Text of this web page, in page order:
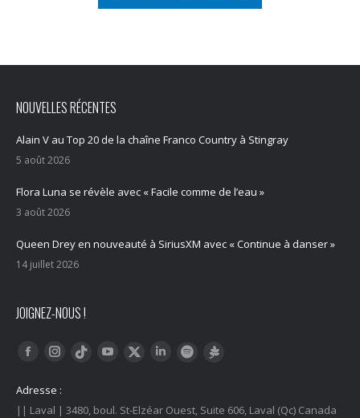
NOUVELLES RÉCENTES
Alain V au Top 20 de la chaîne Franco Country à Stingray
5 août 2026
Flora Luna se révèle avec « Facile comme de l’eau »
3 août 2026
Queen Drey en nouveauté à SiriusXM avec « Continue à danser »
14 juillet 2026
JOIGNEZ-NOUS !
Trouvez nous sur :
FacebookInstagram
Tiktok YouTubeTwitter LinkedInSpotify
Adresse :
|| Laval | 3480, boul. St-Elzéar Ouest, Suite 606, Laval (Qc) Canada